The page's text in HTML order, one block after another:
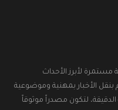
مستمرة لأبرز الأحداث
بنقل الأخبار بمهنية وموضوعية
الدقيقة، لتكون مصدراً موثوقاً